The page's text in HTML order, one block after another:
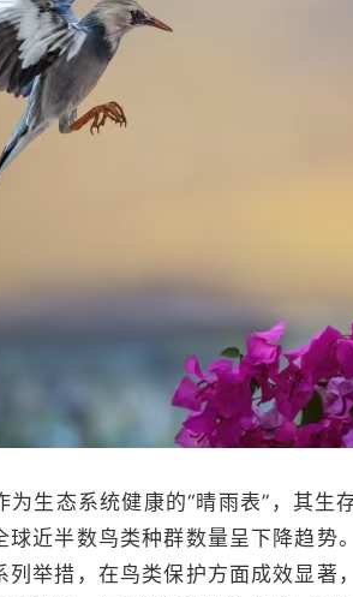
态系统健康的“晴雨表”，其生
球近半数鸟类种群数量呈下降趋势
列举措，在鸟类保护方面成效显著